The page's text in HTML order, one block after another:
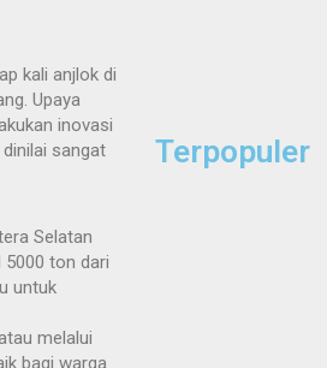
kali anjlok di
Upaya
inovasi
sangat
Selatan
5000 ton dari
untuk
melalui
bagi warga
Terpopuler